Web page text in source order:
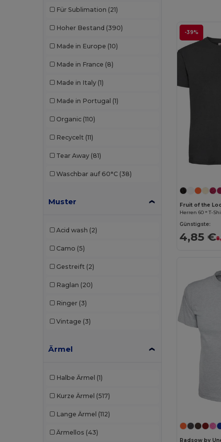
Promodoro
(2)
Rimeck (4)
Roly Sport (2)
RTP Apparel
Russell (18)
Sans Étiquette
SF Women (4)
Skinnifit (7)
SOL'S (80)
Spiro (1)
Für Sublimation (21)
Hoher Bestand (390)
Made in Europe (10)
Made in France (8)
Made in Italy (1)
Made in Portugal (1)
Organic (110)
Recycelt (11)
Tear Away (81)
Waschbar auf 60°C (38)
Muster
Acid wash (2)
Camo (5)
Gestreift (2)
Raglan (20)
Ringer (3)
Vintage (3)
Ärmel
Halbe Ärmel (1)
Kurze Ärmel (517)
Lange Ärmel (112)
Ärmellos (43)
-39%
Fruit of the
Herren 60 ° T-
Günstigste:
4,85 €
Radsow by